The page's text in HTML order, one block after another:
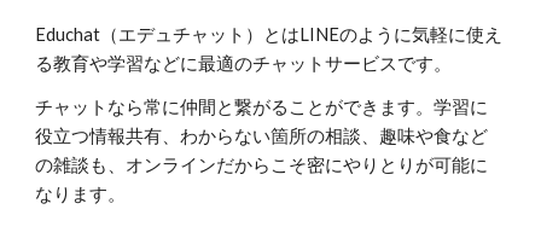
Educhat（エデュチャット）とはLINEのように気軽に使え
る教育や学習などに最適のチャットサービスです。
チャットなら常に仲間と繋がることができます。学習に
役立つ情報共有、わからない箇所の相談、趣味や食など
の雑談も、オンラインだからこそ密にやりとりが可能に
なります。